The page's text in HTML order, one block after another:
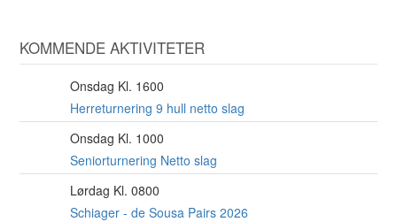
KOMMENDE AKTIVITETER
Onsdag Kl. 1600
Herreturnering 9 hull netto slag
Onsdag Kl. 1000
Seniorturnering Netto slag
Lørdag Kl. 0800
Schiager - de Sousa Pairs 2026